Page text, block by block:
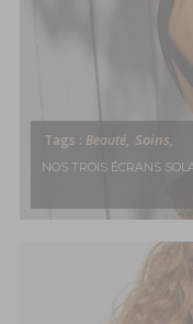
Tags : Beauté, Soins,
NOS TROIS ÉCRANS